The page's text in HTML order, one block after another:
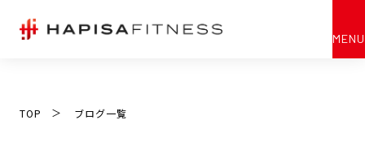
MENU
TOP ブログ一覧